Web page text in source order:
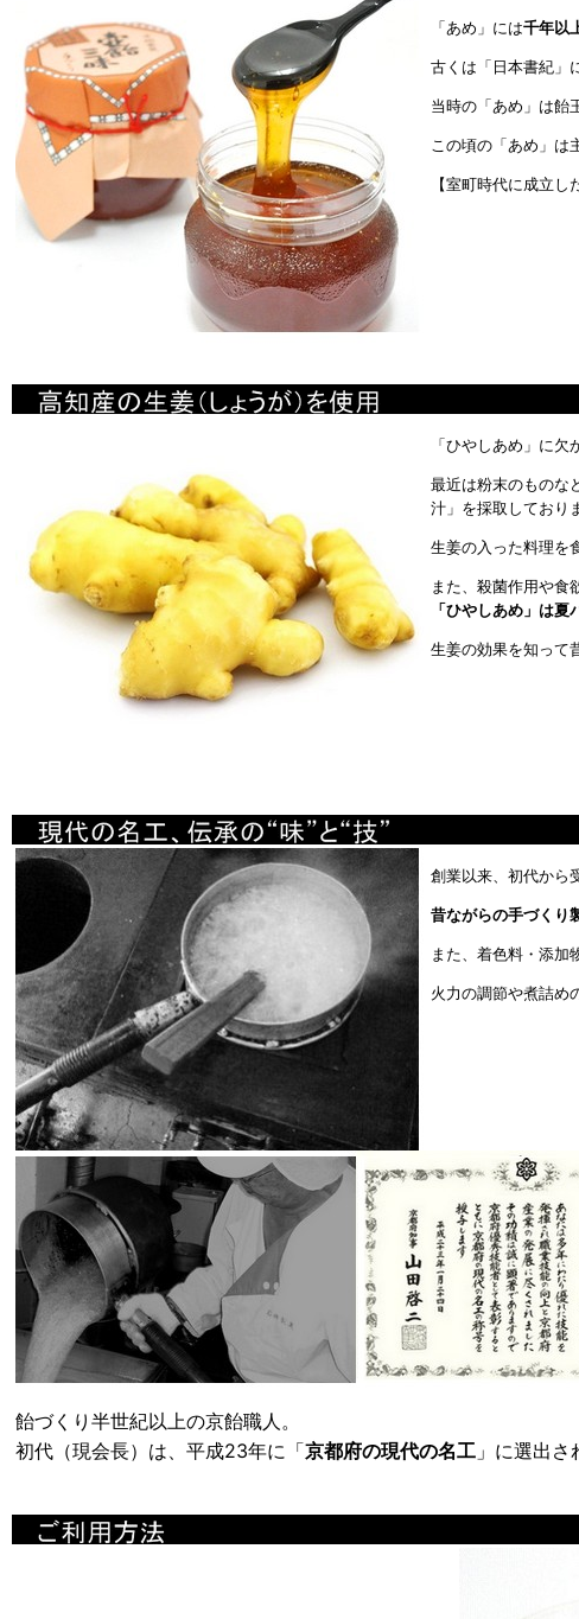
「あめ」には千年以
古くは「日本書紀」
当時の「あめ」は飴
この頃の「あめ」は
【室町時代に成立
「ひやしあめ」に欠
最近は粉末のものな
汁」を採取しており
生姜の入った料理を
また、殺菌作用や食
「ひやしあめ」は夏
生姜の効果を知って
創業以来、初代から
昔ながらの手づくり
また、着色料・添加
火力の調節や煮詰め
飴づくり半世紀以上の京飴職人。
初代（現会長）は、平成23年に「京都府の現代の名工 」に選出さ